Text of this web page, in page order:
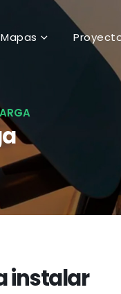
Mapas
instalar